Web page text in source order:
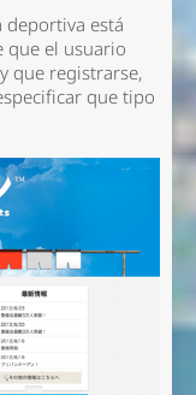
está
que el usuario
que registrarse,
que tipo